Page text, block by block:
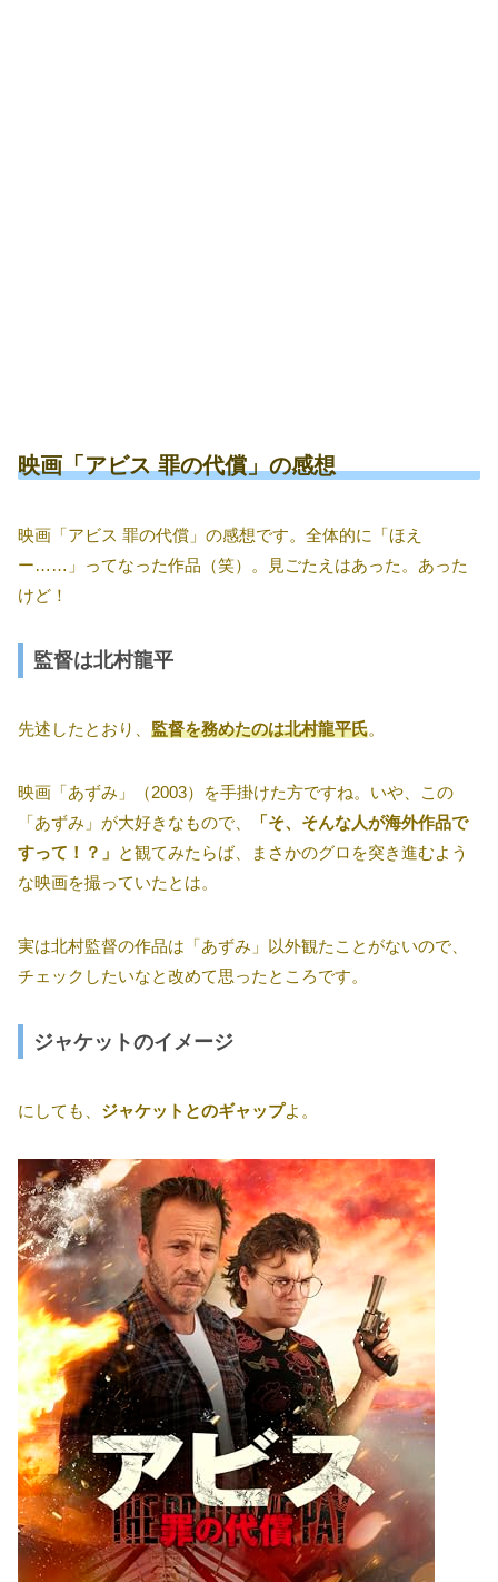
映画「アビス 罪の代償」の感想
映画「アビス 罪の代償」の感想です。全体的に「ほえ
ー……」ってなった作品（笑）。見ごたえはあった。あった
けど！
監督は北村龍平
先述したとおり、 監督を務めたのは北村龍平氏。
映画「あずみ」（2003）を手掛けた方ですね。いや、この
「あずみ」が大好きなもので、
「そ、そんな人が海外作品で
すって！？」 と観てみたらば、まさかのグロを突き進むよう
な映画を撮っていたとは。
実は北村監督の作品は「あずみ」以外観たことがないので、
チェックしたいなと改めて思ったところです。
ジャケットのイメージ
にしても、 ジャケットとのギャップよ。